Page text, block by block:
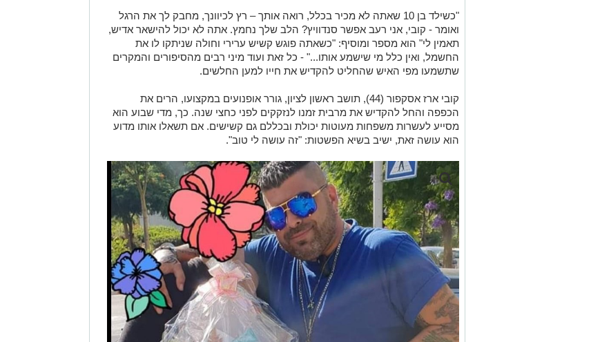
"כשילד בן 10 שאתה לא מכיר בכלל, רואה אותך – רץ לכיוונך, מחבק לך את הרגל
ואומר - קובי, אני רעב אפשר סנדוויץ? הלב שלך נחמץ. אתה לא יכול להישאר אדיש,
תאמין לי" הוא מספר ומוסיף: "כשאתה פוגש קשיש ערירי וחולה שניתקו לו את
החשמל, ואין כלל מי שישמע אותו..." - כל זאת ועוד מיני רבים מהסיפורים והמקרים
שתשמעו מפי האיש שהחליט להקדיש את חייו למען החלשים.
קובי ארז אסקפור (44), תושב ראשון לציון, גורר אופנועים במקצועו, הרים את
הכפפה והחל להקדיש את מרבית זמנו לנזקקים לפני כחצי שנה. כך, מדי שבוע הוא
מסייע לעשרות משפחות מעוטות יכולת ובכללם גם קשישים. אם תשאלו אותו מדוע
הוא עושה זאת, ישיב בשיא הפשטות: "זה עושה לי טוב".